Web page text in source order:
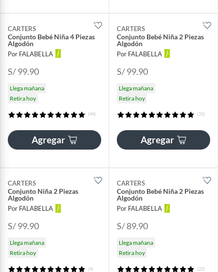
CARTERS
Conjunto Bebé Niña 4 Piezas
Algodón
Por FALABELLA
S/ 99.90
Llega mañana
Retira hoy
(44)
Agregar
CARTERS
Conjunto Bebé Niña 2 Piezas
Algodón
Por FALABELLA
S/ 99.90
Llega mañana
Retira hoy
(31)
Agregar
CARTERS
Conjunto Niña 2 Piezas
Algodón
Por FALABELLA
S/ 99.90
Llega mañana
Retira hoy
(4)
CARTERS
Conjunto Bebé Niña 2 Piezas
Algodón
Por FALABELLA
S/ 89.90
Llega mañana
Retira hoy
(22)